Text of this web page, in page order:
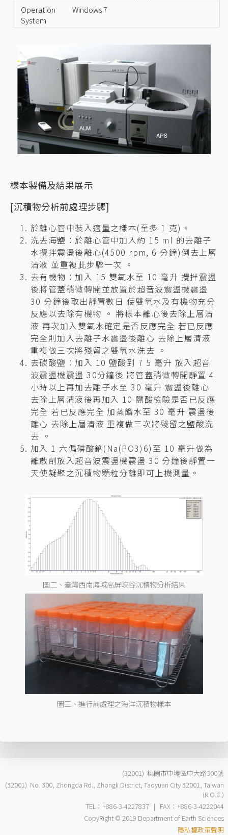
Operation
System
Windows 7
樣本製備及結果展示
[沉積物分析前處理步驟]
於離心管中裝入適量之樣本(至多 1 克)。
洗去海鹽：於離心管中加入約 15 ml 的去離子
水攪拌震盪後離心(4500 rpm, 6 分鐘)倒去上層
清液 並重複此步驟一次 。
去有機物：加入 15 雙氧水至 10 毫升 攪拌震盪
後將管蓋稍微轉開並放置於超音波震盪機震盪
30 分鐘後取出靜置數日 使雙氧水及有機物充分
反應以去除有機物 。 將樣本離心後去除上層清
液 再次加入雙氧水確定是否反應完全 若已反應
完全則加入去離子水震盪後離心 去除上層清液
重複做三次將殘留之雙氧水洗去 。
去碳酸鹽：加入 10 鹽酸到 7 5 毫升 放入超音
波震盪機震盪 30分鐘後 將管蓋稍微轉開靜置 4
小時以上再加去離子水至 30 毫升 震盪後離心
去除上層清液後再加入 10 鹽酸檢驗是否已反應
完全 若已反應完全 加蒸餾水至 30 毫升 震盪後
離心 去除上層清液 重複做三次將殘留之鹽酸洗
去 。
加入 1 六偏磷酸鈉(Na(PO3)6)至 10 毫升做為
離散劑放入超音波震盪機震盪 30 分鐘後靜置一
天使凝聚之沉積物顆粒分離即可上機測量。
圖二、臺灣西南海域高屏峽谷沉積物分析結果
圖三、進行前處理之海洋沉積物樣本
(32001) 桃園市中壢區中大路300號
(32001) No. 300, Zhongda Rd., Zhongli District, Taoyuan City 32001, Taiwan
(R.O.C.)
TEL：+886-3-4227837 | FAX：+886-3-4222044
CopyRight © 2019 Department of Earth Sciences
隱私權政策聲明